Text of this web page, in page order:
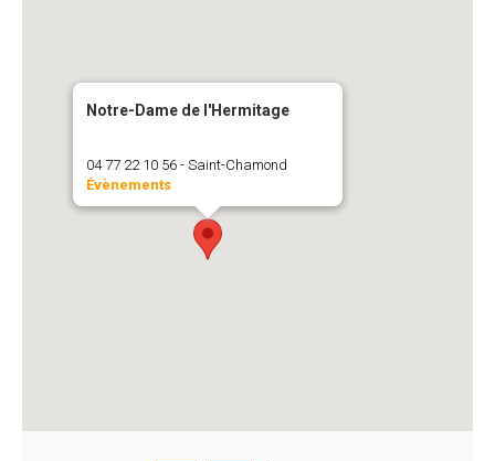
Notre-Dame de l'Hermitage
04 77 22 10 56 - Saint-Chamond
Évènements